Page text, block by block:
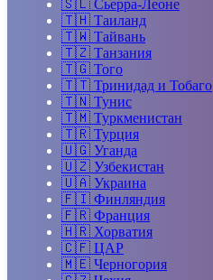
🇸🇱 Сьерра-Леоне
🇹🇭 Таиланд
🇹🇼 Тайвань
🇹🇿 Танзания
🇹🇬 Того
🇹🇹 Тринидад и Тобаго
🇹🇳 Тунис
🇹🇲 Туркменистан
🇹🇷 Турция
🇺🇬 Уганда
🇺🇿 Узбекистан
🇺🇦 Украина
🇫🇮 Финляндия
🇫🇷 Франция
🇭🇷 Хорватия
🇨🇫 ЦАР
🇲🇪 Черногория